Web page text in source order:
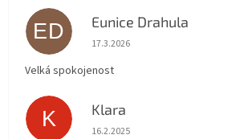
ED Eunice Drahula
Hodnocení obchodu je 5 z 5
17.3.2026
Velká spokojenost
K Klara
Hodnocení obchodu je 5 z 5
16.2.2025